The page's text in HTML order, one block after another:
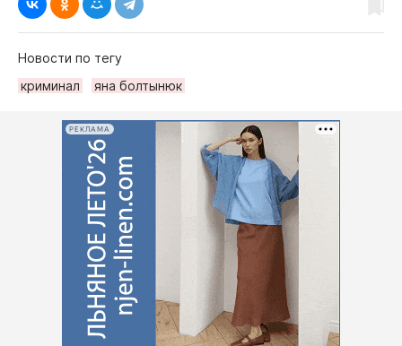
Новости по тегу
криминал
яна болтынюк
РЕКЛАМА